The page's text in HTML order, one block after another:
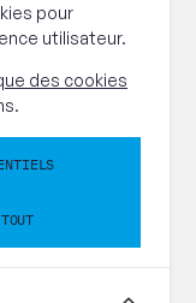
pour
utilisateur.
des cookies